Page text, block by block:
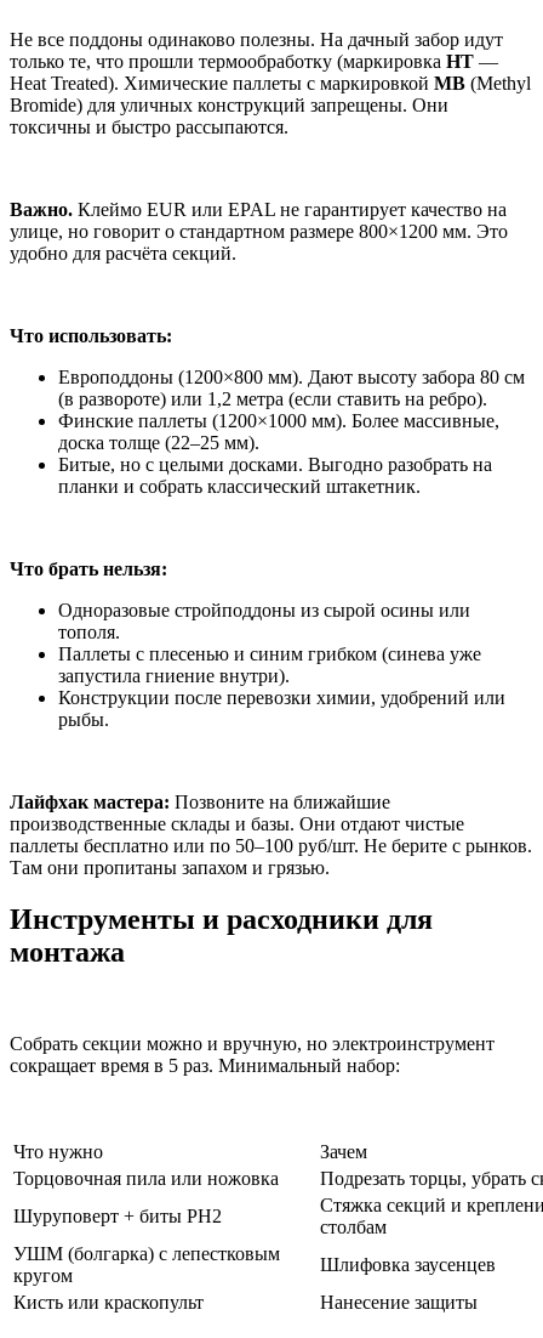
Не все поддоны одинаково полезны. На дачный забор идут
только те, что прошли термообработку (маркировка HT —
Heat Treated). Химические паллеты с маркировкой MB (Methyl
Bromide) для уличных конструкций запрещены. Они
токсичны и быстро рассыпаются.
Важно. Клеймо EUR или EPAL не гарантирует качество на
улице, но говорит о стандартном размере 800×1200 мм. Это
удобно для расчёта секций.
Что использовать:
Европоддоны (1200×800 мм). Дают высоту забора 80 см
(в развороте) или 1,2 метра (если ставить на ребро).
Финские паллеты (1200×1000 мм). Более массивные,
доска толще (22–25 мм).
Битые, но с целыми досками. Выгодно разобрать на
планки и собрать классический штакетник.
Что брать нельзя:
Одноразовые стройподдоны из сырой осины или
тополя.
Паллеты с плесенью и синим грибком (синева уже
запустила гниение внутри).
Конструкции после перевозки химии, удобрений или
рыбы.
Лайфхак мастера: Позвоните на ближайшие
производственные склады и базы. Они отдают чистые
паллеты бесплатно или по 50–100 руб/шт. Не берите с рынков.
Там они пропитаны запахом и грязью.
Инструменты и расходники для
монтажа
Собрать секции можно и вручную, но электроинструмент
сокращает время в 5 раз. Минимальный набор:
Что нужно
Зачем
Торцовочная пила или ножовка
Подрезать торцы, убрать
Шуруповерт + биты PH2
Стяжка секций и
столбам
УШМ (болгарка) с лепестковым
кругом
Шлифовка заусенцев
Кисть или краскопульт
Нанесение защиты